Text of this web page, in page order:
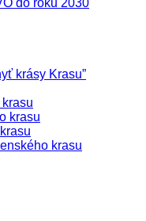
do roku 2030
krásy Krasu”
krasu
krasu